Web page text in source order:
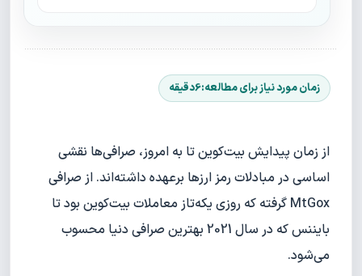
از زمان پیدایش بیت‌کوین تا به امروز، صرافی‌ها نقشی
اساسی در مبادلات رمز ارزها برعهده داشته‌اند. از صرافی
MtGox گرفته که روزی یکه‌تاز معاملات بیت‌کوین بود تا
بایننس که در سال 2021 بهترین صرافی دنیا محسوب
می‌شود.